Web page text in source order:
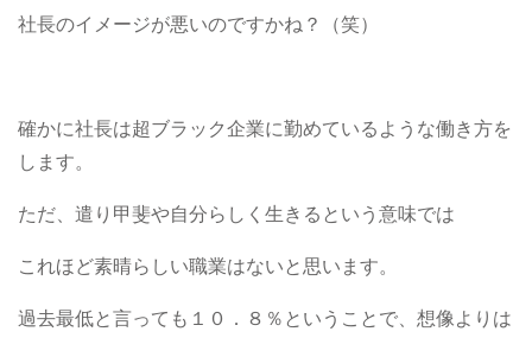
社長のイメージが悪いのですかね？（笑）
確かに社長は超ブラック企業に勤めているような働き方を
します。
ただ、遣り甲斐や自分らしく生きるという意味では
これほど素晴らしい職業はないと思います。
過去最低と言っても１０．８％ということで、想像よりは